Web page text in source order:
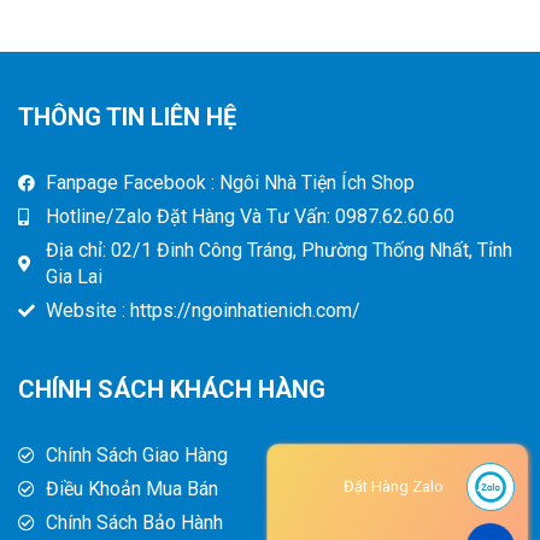
THÔNG TIN LIÊN HỆ
Fanpage Facebook : Ngôi Nhà Tiện Ích Shop
Hotline/Zalo Đặt Hàng Và Tư Vấn: 0987.62.60.60
Địa chỉ: 02/1 Đinh Công Tráng, Phường Thống Nhất, Tỉnh
Gia Lai
Website : https://ngoinhatienich.com/
CHÍNH SÁCH KHÁCH HÀNG
Chính Sách Giao Hàng
Điều Khoản Mua Bán
Chính Sách Bảo Hành
Đặt Hàng Zalo